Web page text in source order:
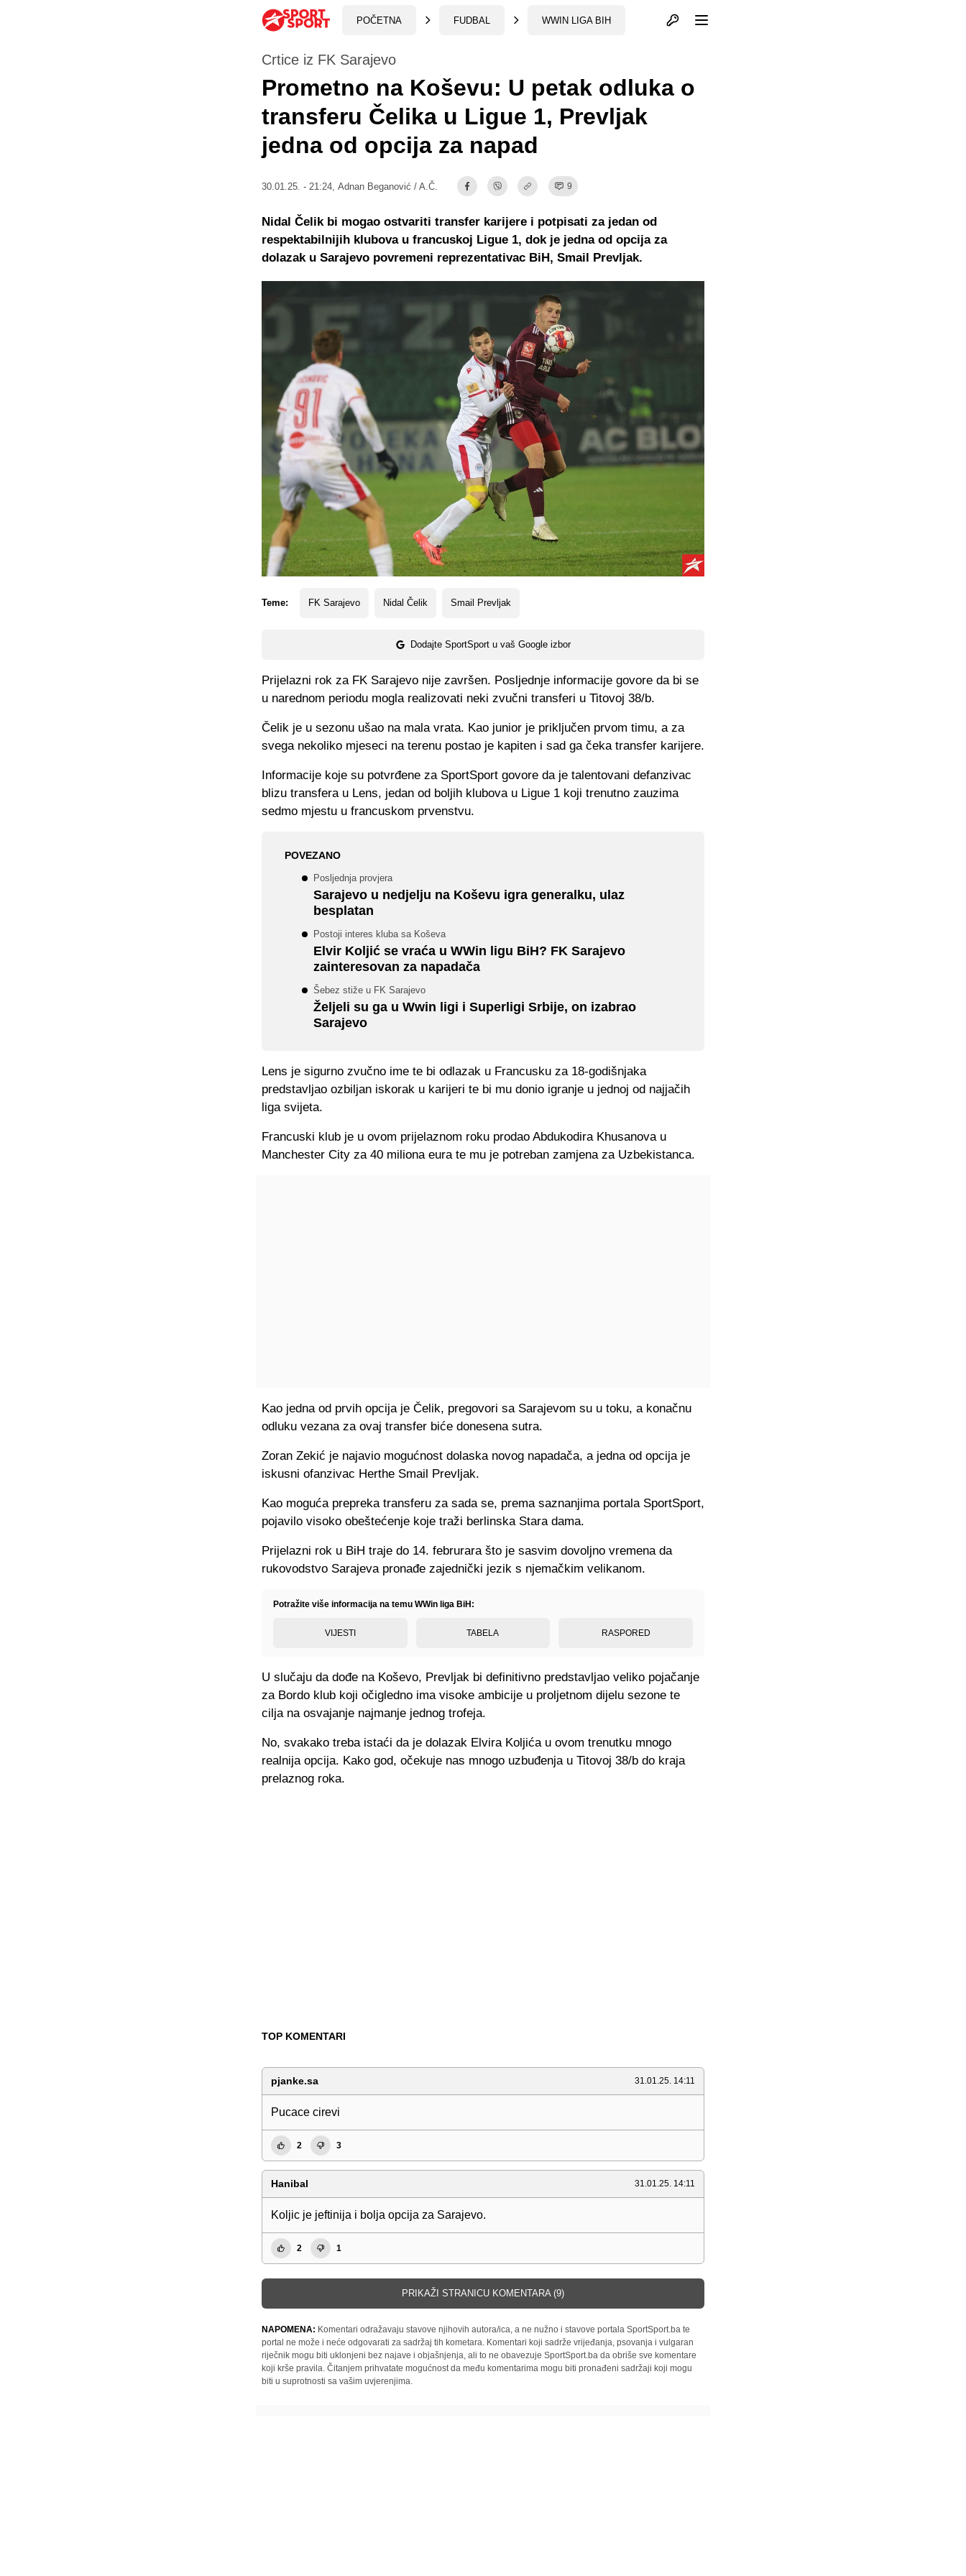
POČETNA FUDBAL WWIN LIGA BIH Otvori profil
Crtice iz FK Sarajevo
Prometno na Koševu: U petak odluka o
transferu Čelika u Ligue 1, Prevljak
jedna od opcija za napad
30.01.25. - 21:24, Adnan Beganović / A.Č. 9
Teme: FK Sarajevo Nidal Čelik Smail Prevljak
Dodajte SportSport u vaš Google izbor
Nidal Čelik bi mogao ostvariti transfer karijere i potpisati za jedan od
respektabilnijih klubova u francuskoj Ligue 1, dok je jedna od opcija za
dolazak u Sarajevo povremeni reprezentativac BiH, Smail Prevljak.
Prijelazni rok za FK Sarajevo nije završen. Posljednje informacije govore da bi se
u narednom periodu mogla realizovati neki zvučni transferi u Titovoj 38/b.
Čelik je u sezonu ušao na mala vrata. Kao junior je priključen prvom timu, a za
svega nekoliko mjeseci na terenu postao je kapiten i sad ga čeka transfer karijere.
Informacije koje su potvrđene za SportSport govore da je talentovani defanzivac
blizu transfera u Lens, jedan od boljih klubova u Ligue 1 koji trenutno zauzima
sedmo mjestu u francuskom prvenstvu.
POVEZANO
Posljednja provjera
Sarajevo u nedjelju na Koševu igra generalku, ulaz
besplatan
Postoji interes kluba sa Koševa
Elvir Koljić se vraća u WWin ligu BiH? FK Sarajevo
zainteresovan za napadača
Šebez stiže u FK Sarajevo
Željeli su ga u Wwin ligi i Superligi Srbije, on izabrao
Sarajevo
Lens je sigurno zvučno ime te bi odlazak u Francusku za 18-godišnjaka
predstavljao ozbiljan iskorak u karijeri te bi mu donio igranje u jednoj od najjačih
liga svijeta.
Francuski klub je u ovom prijelaznom roku prodao Abdukodira Khusanova u
Manchester City za 40 miliona eura te mu je potreban zamjena za Uzbekistanca.
Kao jedna od prvih opcija je Čelik, pregovori sa Sarajevom su u toku, a konačnu
odluku vezana za ovaj transfer biće donesena sutra.
Zoran Zekić je najavio mogućnost dolaska novog napadača, a jedna od opcija je
iskusni ofanzivac Herthe Smail Prevljak.
Kao moguća prepreka transferu za sada se, prema saznanjima portala SportSport,
pojavilo visoko obeštećenje koje traži berlinska Stara dama.
Prijelazni rok u BiH traje do 14. februrara što je sasvim dovoljno vremena da
rukovodstvo Sarajeva pronađe zajednički jezik s njemačkim velikanom.
Potražite više informacija na temu WWin liga BiH:
VIJESTI TABELA RASPORED
U slučaju da dođe na Koševo, Prevljak bi definitivno predstavljao veliko pojačanje
za Bordo klub koji očigledno ima visoke ambicije u proljetnom dijelu sezone te
cilja na osvajanje najmanje jednog trofeja.
No, svakako treba istaći da je dolazak Elvira Koljića u ovom trenutku mnogo
realnija opcija. Kako god, očekuje nas mnogo uzbuđenja u Titovoj 38/b do kraja
prelaznog roka.
TOP KOMENTARI
pjanke.sa 31.01.25. 14:11
Pucace cirevi
2 3
Hanibal 31.01.25. 14:11
Koljic je jeftinija i bolja opcija za Sarajevo.
2 1
PRIKAŽI STRANICU KOMENTARA (9)
NAPOMENA: Komentari odražavaju stavove njihovih autora/ica, a ne nužno i stavove portala SportSport.ba te
portal ne može i neće odgovarati za sadržaj tih kometara. Komentari koji sadrže vrijeđanja, psovanja i vulgaran
riječnik mogu biti uklonjeni bez najave i objašnjenja, ali to ne obavezuje SportSport.ba da obriše sve komentare
koji krše pravila. Čitanjem prihvatate mogućnost da među komentarima mogu biti pronađeni sadržaji koji mogu
biti u suprotnosti sa vašim uvjerenjima.